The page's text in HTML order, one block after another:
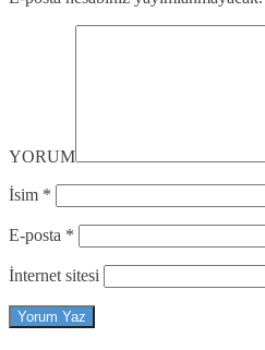
YORUM
İsim *
E-posta *
İnternet sitesi